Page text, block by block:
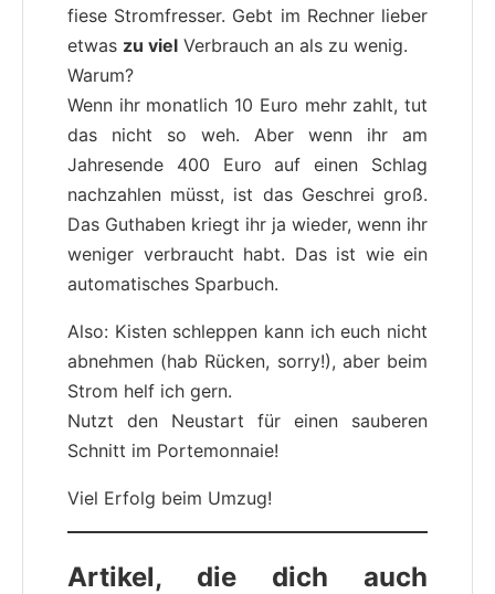
fiese Stromfresser. Gebt im Rechner lieber
etwas zu viel Verbrauch an als zu wenig.
Warum?
Wenn ihr monatlich 10 Euro mehr zahlt, tut
das nicht so weh. Aber wenn ihr am
Jahresende 400 Euro auf einen Schlag
nachzahlen müsst, ist das Geschrei groß.
Das Guthaben kriegt ihr ja wieder, wenn ihr
weniger verbraucht habt. Das ist wie ein
automatisches Sparbuch.
Also: Kisten schleppen kann ich euch nicht
abnehmen (hab Rücken, sorry!), aber beim
Strom helf ich gern.
Nutzt den Neustart für einen sauberen
Schnitt im Portemonnaie!
Viel Erfolg beim Umzug!
Artikel, die dich auch